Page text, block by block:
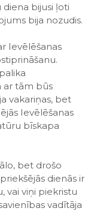
bijusi ļoti
bija nozudis.
Ievēlēšanas
ar tām būs
vakariņas, bet
Ievēlēšanas
bīskapa
bet drošo
dienās ir
vai viņi piekristu
vadītāja